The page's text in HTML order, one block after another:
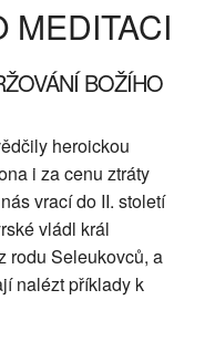
MEDITACI
BOŽÍHO
heroickou
i za cenu ztráty
vrací do II. století
vládl král
rodu Seleukovců, a
nalézt příklady k